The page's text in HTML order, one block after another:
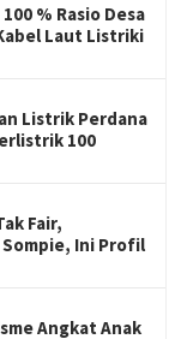
% Rasio Desa
Laut Listriki
Listrik Perdana
100
Fair,
Ini Profil
Angkat Anak